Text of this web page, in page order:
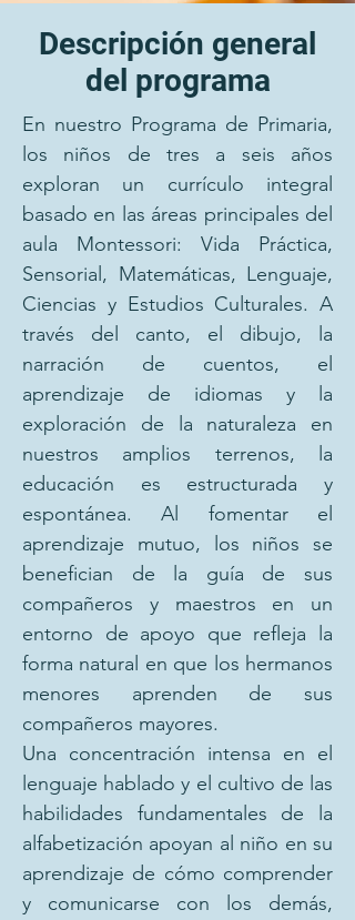
Descripción general
del programa
En nuestro Programa de Primaria,
los niños de tres a seis años
exploran un currículo integral
basado en las áreas principales del
aula Montessori: Vida Práctica,
Sensorial, Matemáticas, Lenguaje,
Ciencias y Estudios Culturales. A
través del canto, el dibujo, la
narración de cuentos, el
aprendizaje de idiomas y la
exploración de la naturaleza en
nuestros amplios terrenos, la
educación es estructurada y
espontánea. Al fomentar el
aprendizaje mutuo, los niños se
benefician de la guía de sus
compañeros y maestros en un
entorno de apoyo que refleja la
forma natural en que los hermanos
menores aprenden de sus
compañeros mayores.
Una concentración intensa en el
lenguaje hablado y el cultivo de las
habilidades fundamentales de la
alfabetización apoyan al niño en su
aprendizaje de cómo comprender
y comunicarse con los demás,